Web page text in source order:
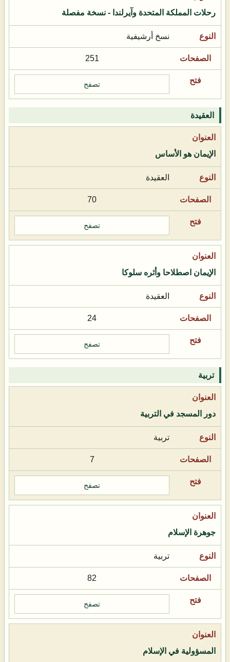
رحلات المملكة المتحدة وآيرلندا - نسخة مفصلة
نسخ أرشيفية
251
تصفح
العقيدة
الإيمان هو الأساس
العقيدة
70
تصفح
الإيمان اصطلاحا وأثره سلوكا
العقيدة
24
تصفح
تربية
دور المسجد في التربية
تربية
7
تصفح
جوهرة الإسلام
تربية
82
تصفح
المسؤولية في الإسلام